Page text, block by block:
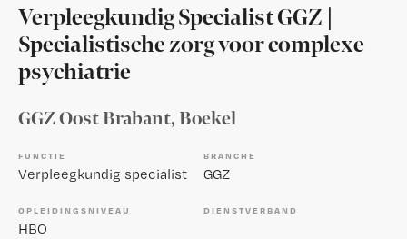
Verpleegkundig Specialist GGZ |
Specialistische zorg voor complexe
psychiatrie
GGZ Oost Brabant, Boekel
FUNCTIE
Verpleegkundig specialist
BRANCHE
GGZ
OPLEIDINGSNIVEAU
HBO
DIENSTVERBAND